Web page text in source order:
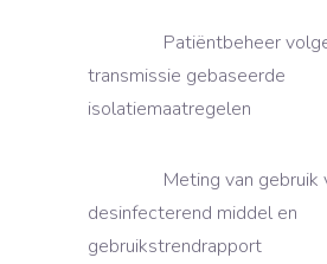
Patiëntbeheer
transmissie gebaseerde
isolatiemaatregelen
Meting van gebruik
desinfecterend middel en
gebruikstrendrapport